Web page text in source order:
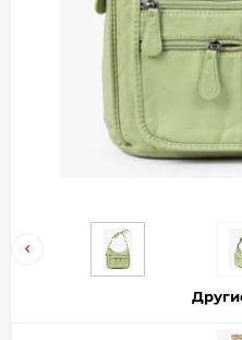
Добавляйте
в корзину
Оплачивайте
% картой
Получайте товар
выбранный